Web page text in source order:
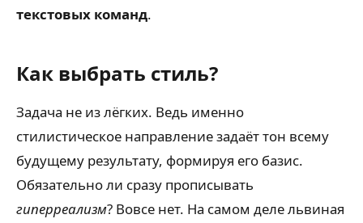
текстовых команд.
Как выбрать стиль?
Задача не из лёгких. Ведь именно
стилистическое направление задаёт тон всему
будущему результату, формируя его базис.
Обязательно ли сразу прописывать
гиперреализм? Вовсе нет. На самом деле львиная